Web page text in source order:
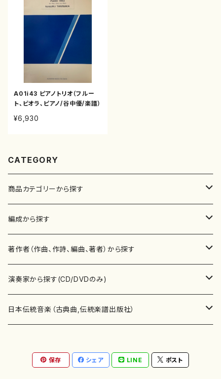
A01i43 ピアノトリオ（フルー
ト、ビオラ、ピアノ/谷中優/楽譜）
¥6,930
CATEGORY
商品カテゴリーから探す
楽譜
書籍
書籍
テキストブック
CD・DVD
チケット
邦楽ジャーナル
レコード
編成から探す
邦楽器
箏・琴（ソロ）
箏・琴（合奏）
三味線（合奏）
合唱
混声合唱
男声合唱
歌・声
ピアノ（ソロ）
洋楽器（弦楽器）
著作者（作曲、作詩、編曲、著者）から探す
あ行
青木省三(アオキ ショウゾウ)
秋山健治(アキヤマ ケンジ）
か行
蔭山滸山(カゲヤマ キョザン)
斉藤松声(サイトウ ショウセイ)
演奏家から探す(CD/DVDのみ)
邦楽（箏、三味線、尺八等）演奏家
石川高（笙）
應和惠子（声楽・ソプラノ）
洋楽-鍵盤楽器（ピアノ、オルガン等）演奏家
日本伝統音楽（古典曲,伝統楽譜出版社）
宮城道雄（宮城宗家監修）
地歌箏曲（三絃古典楽譜）
保存 シェア LINE ポスト